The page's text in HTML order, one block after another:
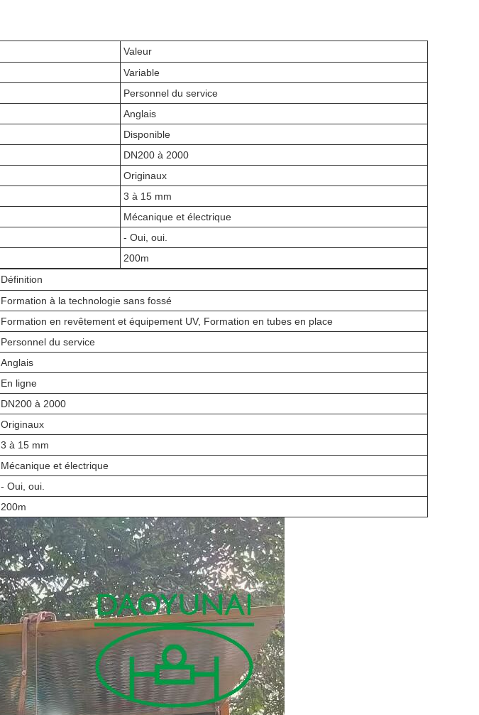
Valeur
Variable
Personnel du service
Anglais
Disponible
DN200 à 2000
Originaux
3 à 15 mm
Mécanique et électrique
- Oui, oui.
200m
Définition
Formation à la technologie sans fossé
Formation en revêtement et équipement UV, Formation en tubes en place
Personnel du service
Anglais
En ligne
DN200 à 2000
Originaux
3 à 15 mm
Mécanique et électrique
- Oui, oui.
200m